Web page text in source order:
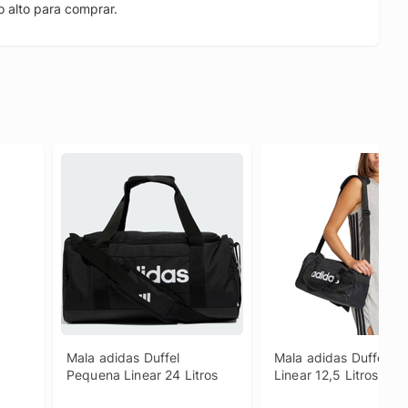
alto para comprar.
Mala adidas Duffel
Pequena Linear 24 Litros
Mala adidas Duffel PP
Linear 12,5 Litros